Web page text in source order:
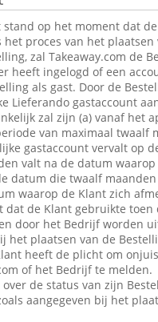
stand op het moment dat
proces van het
zal Takeaway.com de
heeft ingelogd of een
als gast. Door de
Lieferando gastaccount
zal zijn (a) vanaf het
van maximaal
gastaccount vervalt op
valt na de datum
datum die twaalf
waarop de Klant zich
dat de Klant gebruikte
door het Bedrijf worden
het plaatsen van de
heeft de plicht om
of het Bedrijf te melden.
de status van zijn
aangegeven bij het